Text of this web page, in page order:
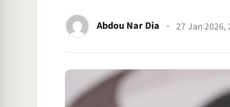
Abdou Nar Dia 27 Jan 2026,